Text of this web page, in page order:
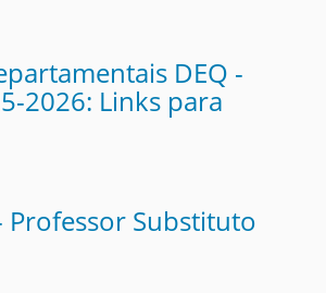
DEQ -
2026: Links para
Professor Substituto